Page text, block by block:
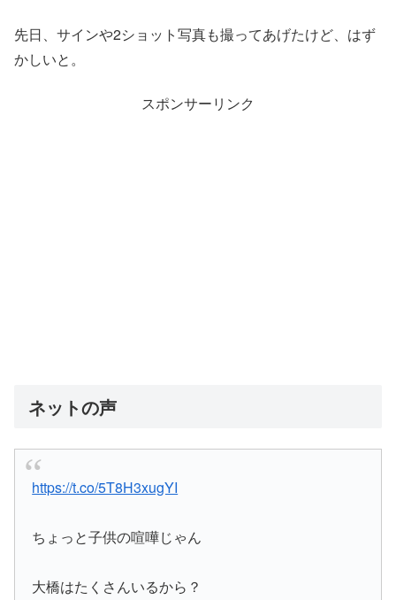
先日、サインや2ショット写真も撮ってあげたけど、はず
かしいと。
スポンサーリンク
ネットの声
https://t.co/5T8H3xugYI
ちょっと子供の喧嘩じゃん
大橋はたくさんいるから？